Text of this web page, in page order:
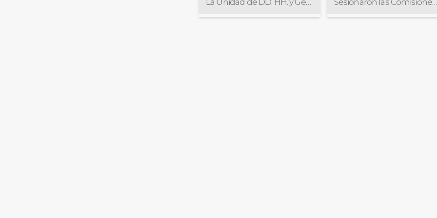
La Unidad de DD. HH. y Género asistió al concurso “La Ciudad se retrata: historia de mujeres y diversidades” Sesionaron las Comisiones de Selección y de Acusación